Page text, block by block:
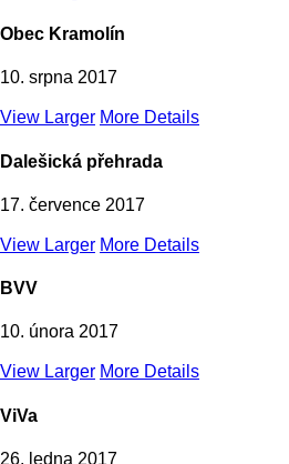
Obec Kramolín
10. srpna 2017
View Larger More Details
Dalešická přehrada
17. července 2017
View Larger More Details
BVV
10. února 2017
View Larger More Details
ViVa
26. ledna 2017